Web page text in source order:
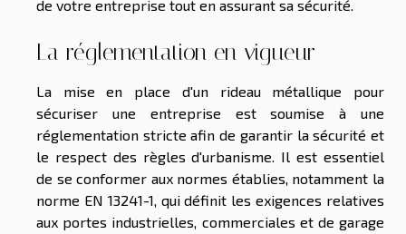
de votre entreprise tout en assurant sa sécurité.
La réglementation en vigueur
La mise en place d'un rideau métallique pour
sécuriser une entreprise est soumise à une
réglementation stricte afin de garantir la sécurité et
le respect des règles d'urbanisme. Il est essentiel
de se conformer aux normes établies, notamment la
norme EN 13241-1, qui définit les exigences relatives
aux portes industrielles, commerciales et de garage